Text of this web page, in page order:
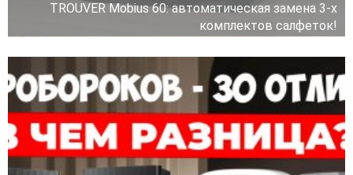
TROUVER Mobius 60: автоматическая замена 3-х
комплектов салфеток!